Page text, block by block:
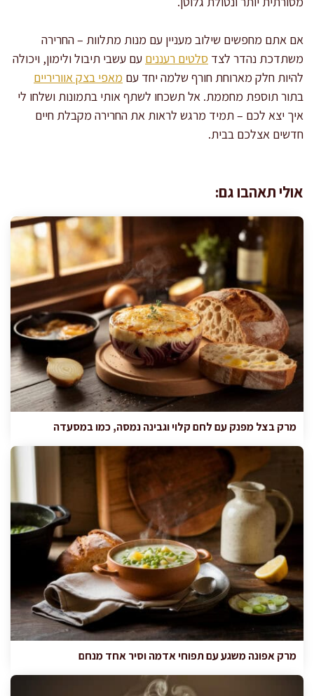
אם אתם מחפשים שילוב מעניין עם מנות מתלוות – החרירה
משתדכת נהדר לצד סלטים רעננים עם עשבי תיבול ולימון, ויכולה
להיות חלק מארוחת חורף שלמה יחד עם מאפי בצק אווריריים
בתור תוספת מחממת. אל תשכחו לשתף אותי בתמונות ושלחו לי
איך יצא לכם – תמיד מרגש לראות את החרירה מקבלת חיים
חדשים אצלכם בבית.
אולי תאהבו גם:
מרק בצל מפנק עם לחם קלוי וגבינה נמסה, כמו במסעדה
מרק אפונה משגע עם תפוחי אדמה וסיר אחד מנחם